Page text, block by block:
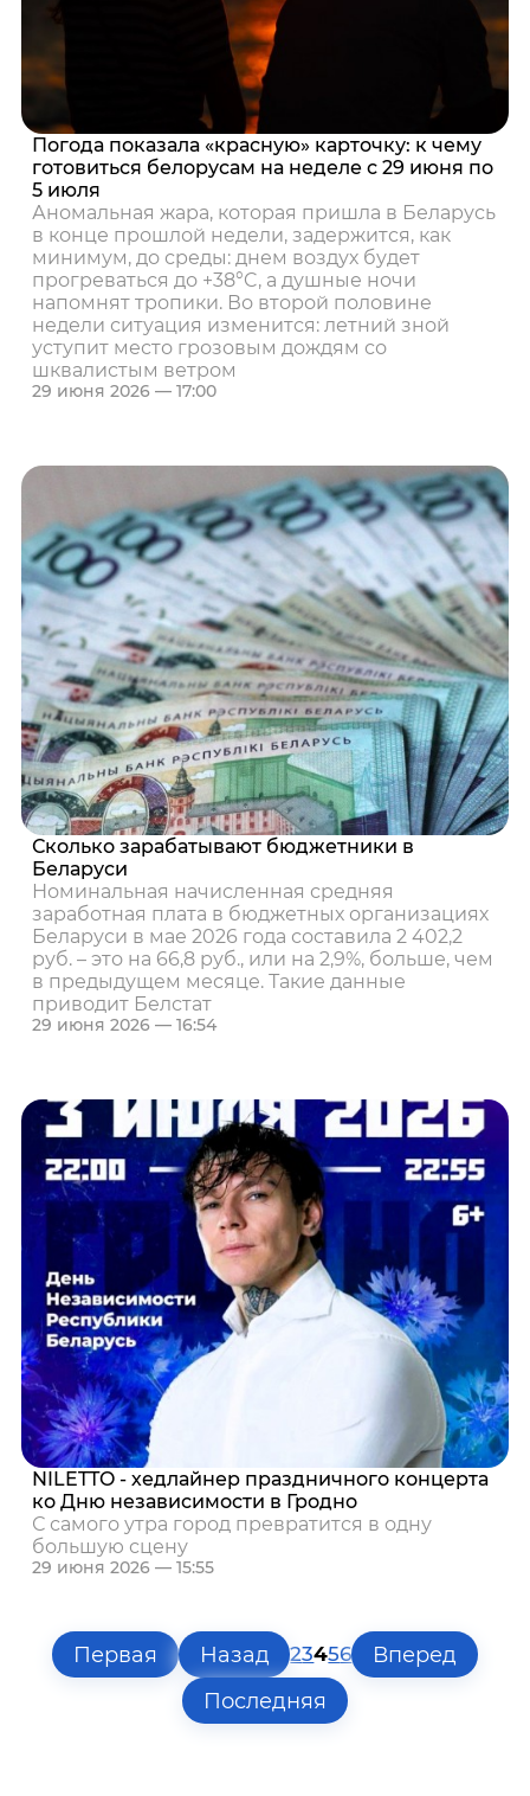
Погода показала «красную» карточку: к чему
готовиться белорусам на неделе с 29 июня по
5 июля
Аномальная жара, которая пришла в Беларусь
в конце прошлой недели, задержится, как
минимум, до среды: днем воздух будет
прогреваться до +38°C, а душные ночи
напомнят тропики. Во второй половине
недели ситуация изменится: летний зной
уступит место грозовым дождям со
шквалистым ветром
29 июня 2026 — 17:00
Сколько зарабатывают бюджетники в
Беларуси
Номинальная начисленная средняя
заработная плата в бюджетных организациях
Беларуси в мае 2026 года составила 2 402,2
руб. – это на 66,8 руб., или на 2,9%, больше, чем
в предыдущем месяце. Такие данные
приводит Белстат
29 июня 2026 — 16:54
NILETTO - хедлайнер праздничного концерта
ко Дню независимости в Гродно
С самого утра город превратится в одну
большую сцену
29 июня 2026 — 15:55
Первая Назад 23456
Вперед
Последняя